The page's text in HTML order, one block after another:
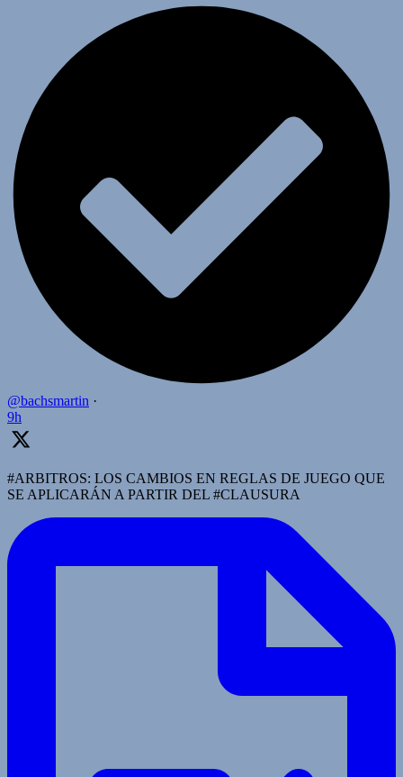
@bachsmartin ·
9h
#ARBITROS: LOS CAMBIOS EN REGLAS DE JUEGO QUE
SE APLICARÁN A PARTIR DEL #CLAUSURA